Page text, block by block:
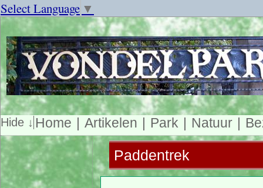
Select Language ▼
Home Artikelen Park Natuur
Paddentrek